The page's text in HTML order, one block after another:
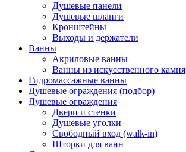
Душевые панели
Душевые шланги
Кронштейны
Выходы и держатели
Ванны
Акриловые ванны
Ванны из искусственного камня
Гидромассажные ванны
Душевые ограждения (подбор)
Душевые ограждения
Двери и стенки
Душевые уголки
Свободный вход (walk-in)
Шторки для ванн